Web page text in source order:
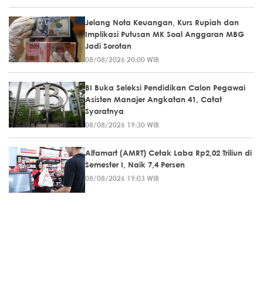
Jelang Nota Keuangan, Kurs Rupiah dan
Implikasi Putusan MK Soal Anggaran MBG
Jadi Sorotan
08/08/2026 20:00 WIB
BI Buka Seleksi Pendidikan Calon Pegawai
Asisten Manajer Angkatan 41, Catat
Syaratnya
08/08/2026 19:30 WIB
Alfamart (AMRT) Cetak Laba Rp2,02 Triliun di
Semester I, Naik 7,4 Persen
08/08/2026 19:03 WIB